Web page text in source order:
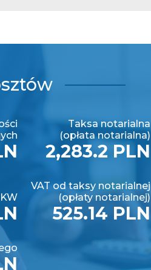
Taksa notarialna
(opłata notarialna)
2,283.2 PLN
VAT od taksy notarialnej
(opłaty notarialnej)
525.14 PLN